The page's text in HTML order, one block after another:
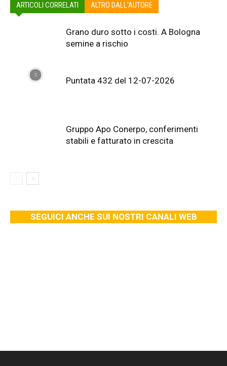
ARTICOLI CORRELATI ALTRO DALL'AUTORE
Grano duro sotto i costi. A Bologna
semine a rischio
Puntata 432 del 12-07-2026
Gruppo Apo Conerpo, conferimenti
stabili e fatturato in crescita
SEGUICI ANCHE SUI NOSTRI CANALI WEB